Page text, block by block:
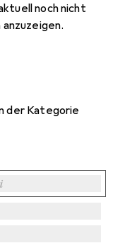
noch nicht
der Kategorie
i